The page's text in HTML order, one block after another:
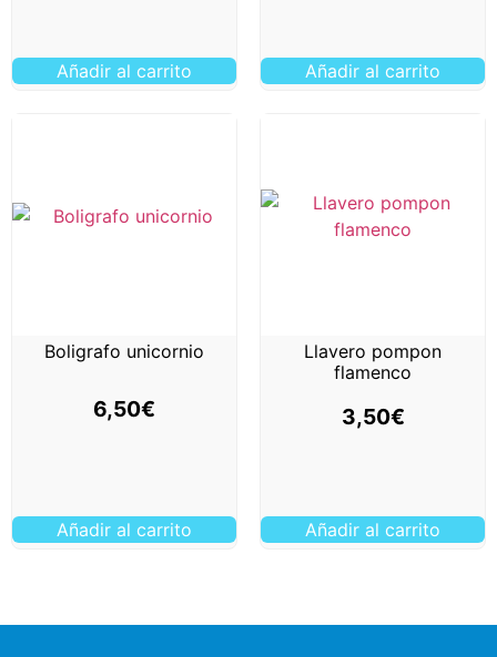
Añadir al carrito Añadir al carrito
Boligrafo unicornio
6,50€
Añadir al carrito
Llavero pompon
flamenco
3,50€
Añadir al carrito